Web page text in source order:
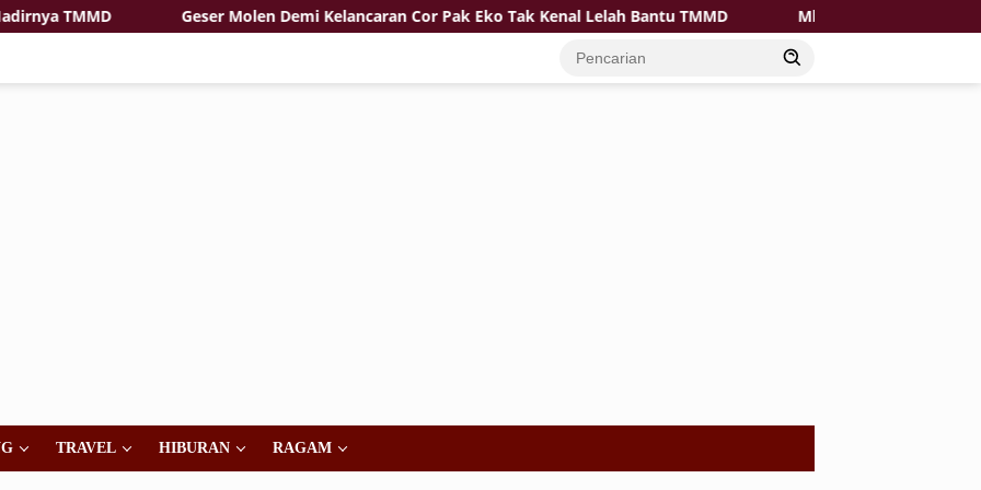
TMMD Geser Molen Demi Kelancaran Cor Pak Eko Tak Kenal Lelah Bantu TMMD Mbah Hadi Tak Mau Tinggal
TRAVEL HIBURAN RAGAM